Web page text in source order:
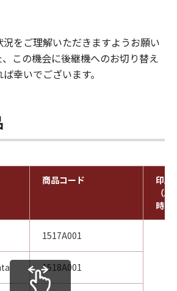
をご理解いただきますようお願い
この機会に後継機へのお切り替え
幸いでございます。
商品コード
印刷
（
時）
1517A001
1518A001